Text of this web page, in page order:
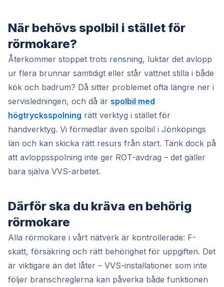
När behövs spolbil i stället för
rörmokare?
Återkommer stoppet trots rensning, luktar det avlopp
ur flera brunnar samtidigt eller står vattnet stilla i både
kök och badrum? Då sitter problemet ofta längre ner i
servisledningen, och då är spolbil med
högtrycksspolning rätt verktyg i stället för
handverktyg. Vi förmedlar även spolbil i Jönköpings
län och kan skicka rätt resurs från start. Tänk dock på
att avloppsspolning inte ger ROT-avdrag – det gäller
bara själva VVS-arbetet.
Därför ska du kräva en behörig
rörmokare
Alla rörmokare i vårt nätverk är kontrollerade: F-
skatt, försäkring och rätt behörighet för uppgiften. Det
är viktigare än det låter – VVS-installationer som inte
följer branschreglerna kan påverka både funktionen